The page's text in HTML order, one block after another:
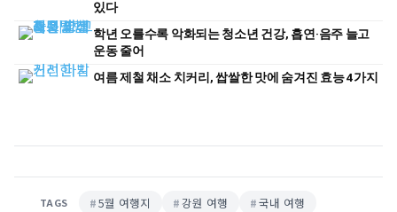
있다
학년 오를수록 악화되는 청소년 건강, 흡연·음주 늘고
운동 줄어
여름 제철 채소 치커리, 쌉쌀한 맛에 숨겨진 효능 4가지
TAGS 5월 여행지 강원 여행
국내 여행